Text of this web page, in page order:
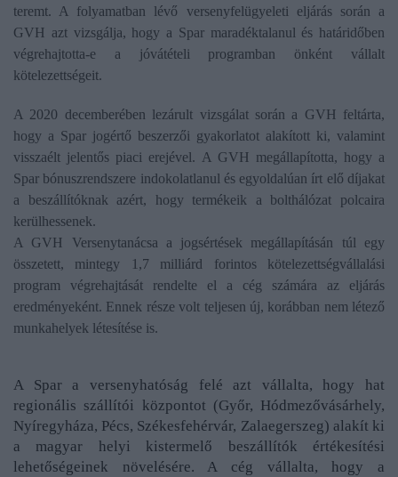
teremt. A folyamatban lévő versenyfelügyeleti eljárás során a
GVH azt vizsgálja, hogy a Spar maradéktalanul és határidőben
végrehajtotta-e a jóvátételi programban önként vállalt
kötelezettségeit.
A 2020 decemberében lezárult vizsgálat során a GVH feltárta,
hogy a Spar jogértő beszerzői gyakorlatot alakított ki, valamint
visszaélt jelentős piaci erejével. A GVH megállapította, hogy a
Spar bónuszrendszere indokolatlanul és egyoldalúan írt elő díjakat
a beszállítóknak azért, hogy termékeik a bolthálózat polcaira
kerülhessenek.
A GVH Versenytanácsa a jogsértések megállapításán túl egy
összetett, mintegy 1,7 milliárd forintos kötelezettségvállalási
program végrehajtását rendelte el a cég számára az eljárás
eredményeként. Ennek része volt teljesen új, korábban nem létező
munkahelyek létesítése is.
A Spar a versenyhatóság felé azt vállalta, hogy hat
regionális szállítói központot (Győr, Hódmezővásárhely,
Nyíregyháza, Pécs, Székesfehérvár, Zalaegerszeg) alakít ki
a magyar helyi kistermelő beszállítók értékesítési
lehetőségeinek növelésére. A cég vállalta, hogy a